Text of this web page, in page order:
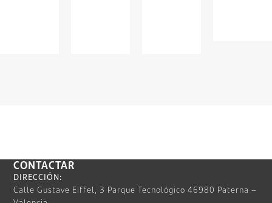
CONTACTAR
DIRECCIÓN:
Calle Gustave Eiffel, 3 Parque Tecnológico 46980 Paterna –